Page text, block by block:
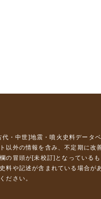
代・中世]地震・噴火史料データ
以外の情報を含み、不定期に改
の冒頭が[未校訂]となっている
料や記述が含まれている場合が
ださい。